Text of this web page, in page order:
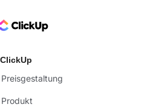
Logo
ClickUp
Preisgestaltung
Produkt